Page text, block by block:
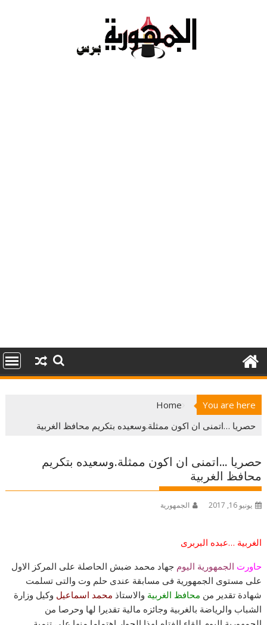
You are here
Home
حصريا …اتمنى ان اكون ممثلة.وسعيده بتكريم محافظ الغربية
حصريا …اتمنى ان اكون ممثلة.وسعيده بتكريم
محافظ الغربية
يونيو 16, 2017 الجمهورية
الغربية …عبده البربرى
حاورت الجمهورية اليوم جهاد محمد ضبش الحاصلة على المركز الاول
على مستوى الجمهورية فى مسابقة عندى حلم وت والتى تسلمت
شهادة تقدير من محافظ الغربية والاستاذ محمد اسماعيل وكيل وزارة
الشباب والرياضة بالغربية وجائزه مالية تقديرا لها وحرصا من